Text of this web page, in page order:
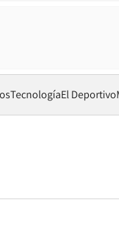
TecnologíaEl Deportivo